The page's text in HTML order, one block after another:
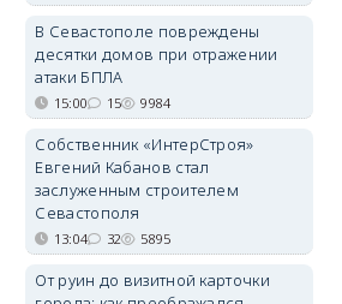
В Севастополе повреждены
десятки домов при отражении
атаки БПЛА
15:00 15 9984
Собственник «ИнтерСтроя»
Евгений Кабанов стал
заслуженным строителем
Севастополя
13:04 32 5895
От руин до визитной карточки